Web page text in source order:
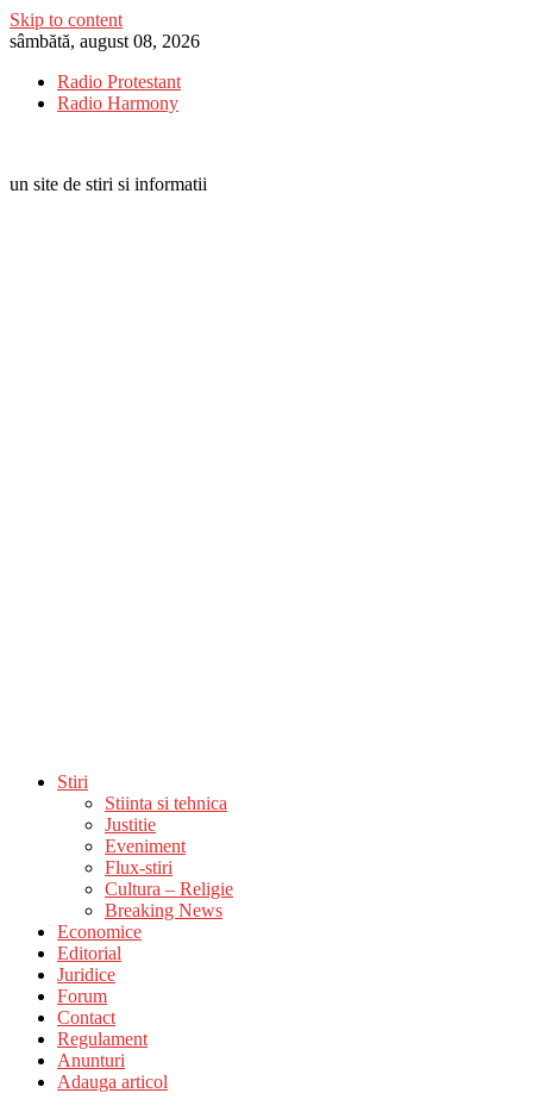
Skip to content
sâmbătă, august 08, 2026
Radio Protestant
Radio Harmony
un site de stiri si informatii
Stiri
Stiinta si tehnica
Justitie
Eveniment
Flux-stiri
Cultura – Religie
Breaking News
Economice
Editorial
Juridice
Forum
Contact
Regulament
Anunturi
Adauga articol